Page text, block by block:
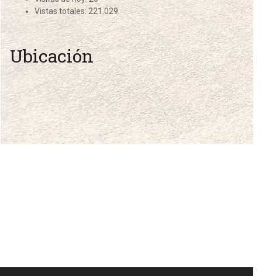
Vistas totales:221.029
Ubicación